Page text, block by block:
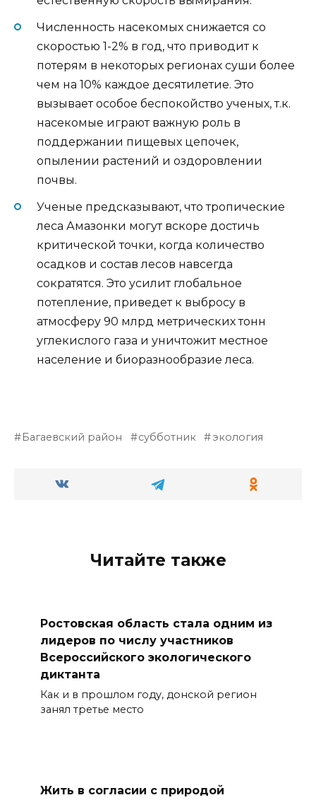
Численность насекомых снижается со
скоростью 1-2% в год, что приводит к
потерям в некоторых регионах суши более
чем на 10% каждое десятилетие. Это
вызывает особое беспокойство ученых, т.к.
насекомые играют важную роль в
поддержании пищевых цепочек,
опылении растений и оздоровлении
почвы.
Ученые предсказывают, что тропические
леса Амазонки могут вскоре достичь
критической точки, когда количество
осадков и состав лесов навсегда
сократятся. Это усилит глобальное
потепление, приведет к выбросу в
атмосферу 90 млрд метрических тонн
углекислого газа и уничтожит местное
население и биоразнообразие леса.
Багаевский район субботник экология
Читайте также
Ростовская область стала одним из
лидеров по числу участников
Всероссийского экологического
диктанта
Как и в прошлом году, донской регион
занял третье место
Жить в согласии с природой